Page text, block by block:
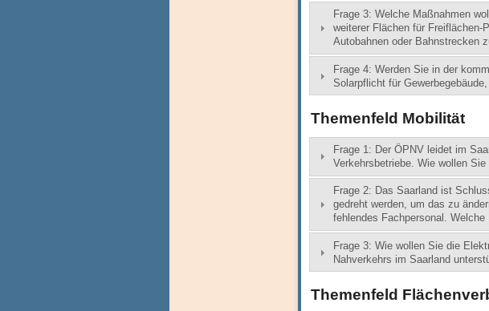
Frage 3: Welche Maßnahmen
weiterer Flächen für Freiflächen-
Autobahnen oder Bahnstrecken
Frage 4: Werden Sie in der
Solarpflicht für
Themenfeld Mobilität
Frage 1: Der ÖPNV leidet im
Verkehrsbetriebe. Wie wollen
Frage 2: Das Saarland ist
gedreht werden, um das zu
fehlendes Fachpersonal.
Frage 3: Wie wollen Sie die
Nahverkehrs im Saarland
Themenfeld